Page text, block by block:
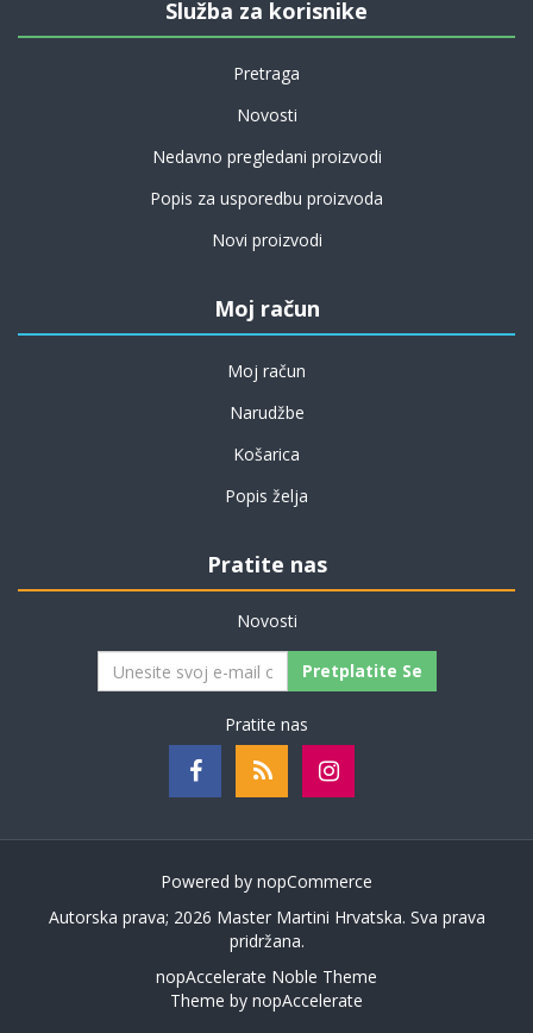
Služba za korisnike
Pretraga
Novosti
Nedavno pregledani proizvodi
Popis za usporedbu proizvoda
Novi proizvodi
Moj račun
Moj račun
Narudžbe
Košarica
Popis želja
Pratite nas
Novosti
Pretplatite Se
Pratite nas
Powered by nopCommerce
Autorska prava; 2026 Master Martini Hrvatska. Sva prava
pridržana.
nopAccelerate Noble Theme
Theme by nopAccelerate